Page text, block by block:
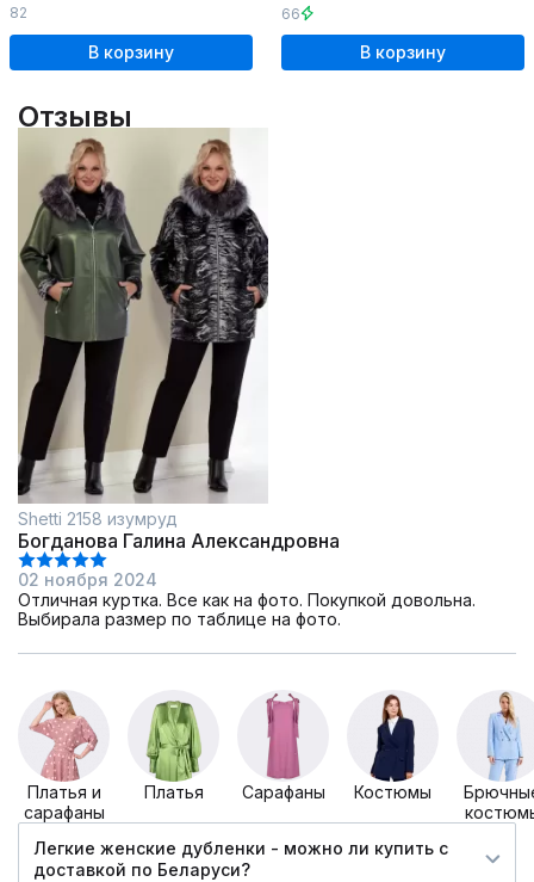
82
В корзину
66
В корзину
Отзывы
Shetti 2158 изумруд
Богданова Галина Александровна
02 ноября 2024
Отличная куртка. Все как на фото. Покупкой довольна.
Выбирала размер по таблице на фото.
Платья и
сарафаны
Платья Сарафаны Костюмы
Легкие женские дубленки - можно ли купить c
доставкой по Беларуси?